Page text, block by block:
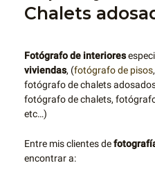
Chalets
Fotógrafo de interiores
viviendas, (fotógrafo de pisos
fotógrafo de chalets
fotógrafo de chalets,
etc…)
Entre mis clientes de
encontrar a: